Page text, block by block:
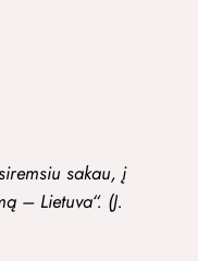
sakau, į
– Lietuva“. (J.